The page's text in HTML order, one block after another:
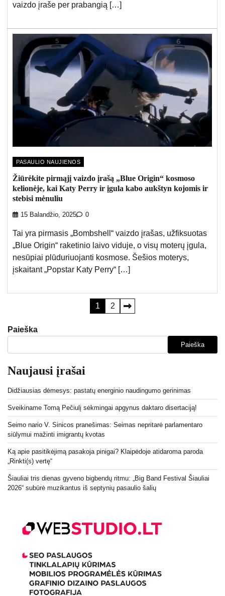
vaizdo įraše per prabangią […]
PASAULIO NAUJIENOS
Žiūrėkite pirmąjį vaizdo įrašą „Blue Origin“ kosmoso
kelionėje, kai Katy Perry ir įgula kabo aukštyn kojomis ir
stebisi mėnuliu
15 Balandžio, 2025 0
Tai yra pirmasis „Bombshell“ vaizdo įrašas, užfiksuotas
„Blue Origin“ raketinio laivo viduje, o visų moterų įgula,
nesūpiai plūduriuojanti kosmose. Šešios moterys,
įskaitant „Popstar Katy Perry“ […]
puslapiavimas
1 2
Paieška
Paieška
Naujausi įrašai
Didžiausias dėmesys: pastatų energinio naudingumo gerinimas
Sveikiname Tomą Pečiulį sėkmingai apgynus daktaro disertaciją!
Seimo nario V. Sinicos pranešimas: Seimas nepritarė parlamentaro
siūlymui mažinti imigrantų kvotas
Ką apie pasitikėjimą pasakoja pinigai? Klaipėdoje atidaroma paroda
„Rinkti(s) vertę“
Šiauliai tris dienas gyveno bigbendų ritmu: „Big Band Festival Šiauliai
2026“ subūrė muzikantus iš septynių pasaulio šalių